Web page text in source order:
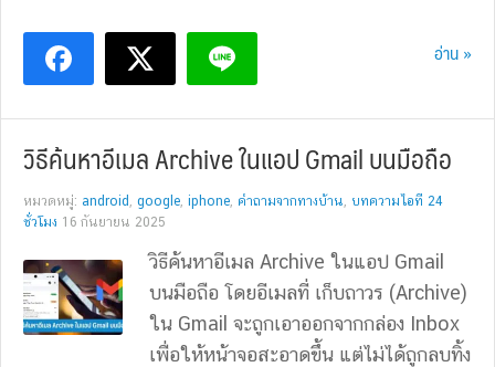
อ่าน »
วิธีค้นหาอีเมล Archive ในแอป Gmail บนมือถือ
หมวดหมู่: android , google, iphone, คำถามจากทางบ้าน, บทความไอที 24
ชั่วโมง 16 กันยายน 2025
วิธีค้นหาอีเมล Archive ในแอป Gmail
บนมือถือ โดยอีเมลที่ เก็บถาวร (Archive)
ใน Gmail จะถูกเอาออกจากกล่อง Inbox
เพื่อให้หน้าจอสะอาดขึ้น แต่ไม่ได้ถูกลบทิ้ง